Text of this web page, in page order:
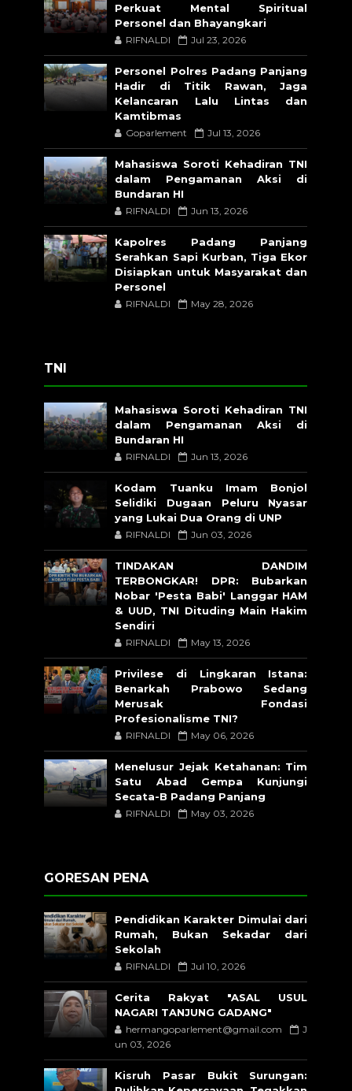
Perkuat Mental Spiritual
Personel dan Bhayangkari
RIFNALDI Jul 23, 2026
Personel Polres Padang Panjang
Hadir di Titik Rawan, Jaga
Kelancaran Lalu Lintas dan
Kamtibmas
Goparlement Jul 13, 2026
Mahasiswa Soroti Kehadiran TNI
dalam Pengamanan Aksi di
Bundaran HI
RIFNALDI Jun 13, 2026
Kapolres Padang Panjang
Serahkan Sapi Kurban, Tiga Ekor
Disiapkan untuk Masyarakat dan
Personel
RIFNALDI May 28, 2026
TNI
Mahasiswa Soroti Kehadiran TNI
dalam Pengamanan Aksi di
Bundaran HI
RIFNALDI Jun 13, 2026
Kodam Tuanku Imam Bonjol
Selidiki Dugaan Peluru Nyasar
yang Lukai Dua Orang di UNP
RIFNALDI Jun 03, 2026
TINDAKAN DANDIM
TERBONGKAR! DPR: Bubarkan
Nobar 'Pesta Babi' Langgar HAM
& UUD, TNI Dituding Main Hakim
Sendiri
RIFNALDI May 13, 2026
Privilese di Lingkaran Istana:
Benarkah Prabowo Sedang
Merusak Fondasi
Profesionalisme TNI?
RIFNALDI May 06, 2026
Menelusur Jejak Ketahanan: Tim
Satu Abad Gempa Kunjungi
Secata-B Padang Panjang
RIFNALDI May 03, 2026
GORESAN PENA
Pendidikan Karakter Dimulai dari
Rumah, Bukan Sekadar dari
Sekolah
RIFNALDI Jul 10, 2026
Cerita Rakyat "ASAL USUL
NAGARI TANJUNG GADANG"
hermangoparlement@gmail.com
J
un 03, 2026
Kisruh Pasar Bukit Surungan: